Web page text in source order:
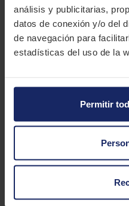
análisis y publicitarias,
datos de conexión y/o del
de navegación para
estadísticas del uso de la
Permitir
El Dunlop SP Sport Maxx es
deportivos de alto
maniobrabilidad.
Estación